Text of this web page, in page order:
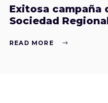
Exitosa campaña
Sociedad
READ MORE